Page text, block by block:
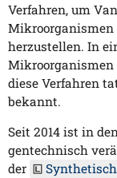
Verfahren, um
Mikroorganismen
herzustellen. In
Mikroorganismen
diese Verfahren
bekannt.
Seit 2014 ist in
gentechnisch
der